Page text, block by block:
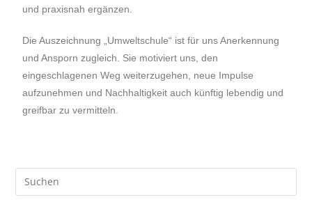
und praxisnah ergänzen.
Die Auszeichnung „Umweltschule“ ist für uns Anerkennung
und Ansporn zugleich. Sie motiviert uns, den
eingeschlagenen Weg weiterzugehen, neue Impulse
aufzunehmen und Nachhaltigkeit auch künftig lebendig und
greifbar zu vermitteln.